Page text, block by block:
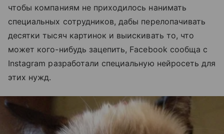
чтобы компаниям не приходилось нанимать
специальных сотрудников, дабы перелопачивать
десятки тысяч картинок и выискивать то, что
может кого-нибудь зацепить, Facebook сообща с
Instagram разработали специальную нейросеть для
этих нужд.